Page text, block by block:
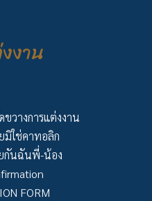
งาน
วางการแต่งงาน
มิใช่คาทอลิก
กันฉันพี่-น้อง
FORM